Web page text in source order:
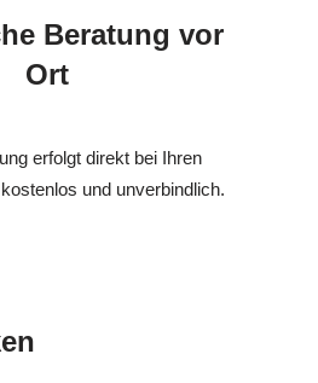
Beratung vor
Ort
erfolgt direkt bei Ihren
und unverbindlich.